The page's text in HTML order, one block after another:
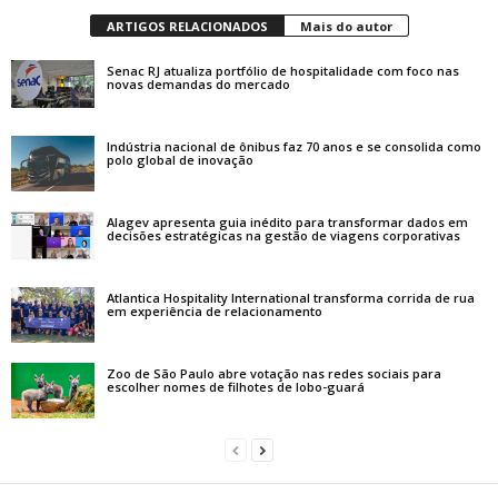
ARTIGOS RELACIONADOS Mais do autor
Senac RJ atualiza portfólio de hospitalidade com foco nas
novas demandas do mercado
Indústria nacional de ônibus faz 70 anos e se consolida como
polo global de inovação
Alagev apresenta guia inédito para transformar dados em
decisões estratégicas na gestão de viagens corporativas
Atlantica Hospitality International transforma corrida de rua
em experiência de relacionamento
Zoo de São Paulo abre votação nas redes sociais para
escolher nomes de filhotes de lobo-guará